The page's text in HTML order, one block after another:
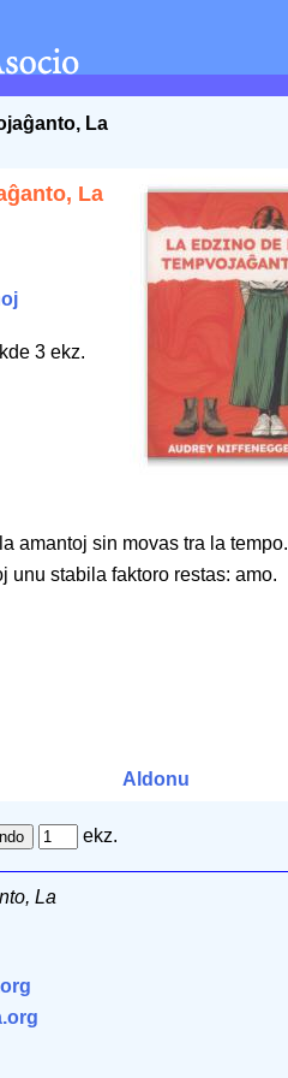
La
La
3 ekz.
amantoj sin movas tra la tempo.
unu stabila faktoro restas: amo.
Aldonu
ekz.
La